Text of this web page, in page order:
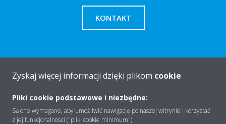
KONTAKT
O firmie
Rozwiązania
Zyskaj więcej informacji dzięki plikom cookie
Pliki cookie podstawowe i niezbędne:
Są one wymagane, aby umożliwić nawigację po naszej witrynie i korzystać
z jej funkcjonalności ("pliki cookie minimum").